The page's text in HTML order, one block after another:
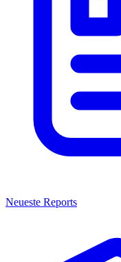
Neueste Reports